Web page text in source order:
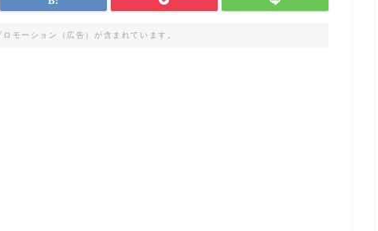
モーション（広告）が含まれています。